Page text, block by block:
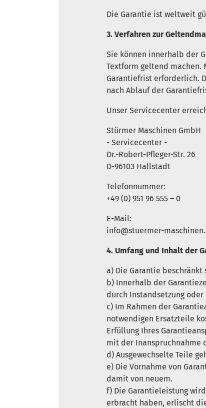
Die Garantie ist weltweit
3. Verfahren zur
Sie können innerhalb der
Textform geltend machen.
Garantiefrist erforderlich.
nach Ablauf der
Unser Servicecenter
Stürmer Maschinen GmbH
- Servicecenter -
Dr.-Robert-Pfleger-Str. 26
D-96103 Hallstadt
Telefonnummer:
+49 (0) 951 96 555 – 0
E-Mail:
info@stuermer-
4. Umfang und Inhalt der
a) Die Garantie
b) Innerhalb der
durch Instandsetzung
c) Im Rahmen der
notwendigen Ersatzteile
Erfüllung Ihres
mit der Inanspruchnahme
d) Ausgewechselte Teile
e) Die Vornahme von
damit von neuem.
f) Die Garantieleistung
erbracht haben, erlischt